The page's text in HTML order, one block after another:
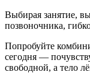
Выбирая занятие,
позвоночника,
Попробуйте
сегодня —
свободной, а тело